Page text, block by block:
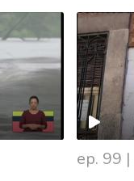
ep. 99 |